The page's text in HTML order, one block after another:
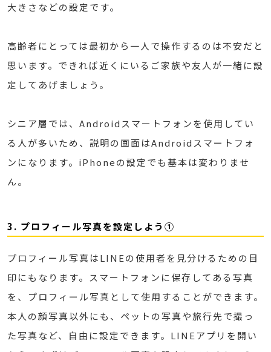
大きさなどの設定です。
高齢者にとっては最初から一人で操作するのは不安だと
思います。できれば近くにいるご家族や友人が一緒に設
定してあげましょう。
シニア層では、Androidスマートフォンを使用してい
る人が多いため、説明の画面はAndroidスマートフォ
ンになります。iPhoneの設定でも基本は変わりませ
ん。
3. プロフィール写真を設定しよう①
プロフィール写真はLINEの使用者を見分けるための目
印にもなります。スマートフォンに保存してある写真
を、プロフィール写真として使用することができます。
本人の顔写真以外にも、ペットの写真や旅行先で撮っ
た写真など、自由に設定できます。LINEアプリを開い